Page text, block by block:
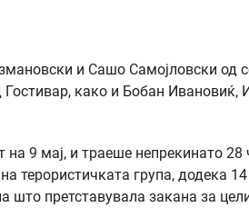
и Сашо Самојловски од
како и Бобан
на 9 мај, и траеше непрекинато 28
терористичката група, додека
претставувала закана за